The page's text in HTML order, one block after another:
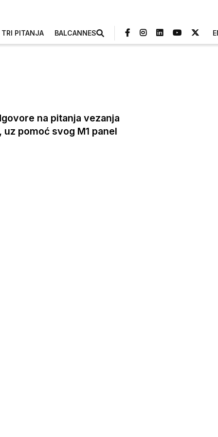
TRI PITANJA BALCANNES
na pitanja vezanja
pomoć svog M1 panel